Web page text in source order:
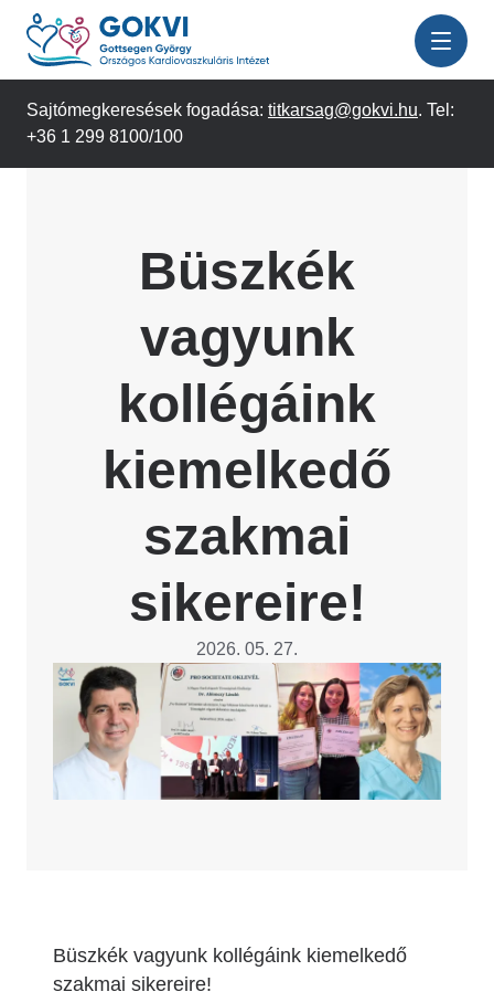
Ugrás
tartalomra
Sajtómegkeresések fogadása: titkarsag@gokvi.hu. Tel:
+36 1 299 8100/100
Büszkék
vagyunk
kollégáink
kiemelkedő
szakmai
sikereire!
2026. 05. 27.
Image
Büszkék vagyunk kollégáink kiemelkedő
szakmai sikereire!